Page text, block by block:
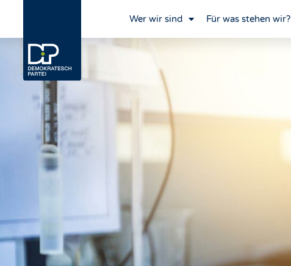
Wer wir sind Für was stehen wir?